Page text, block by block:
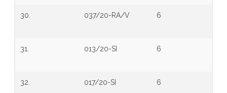
30. 037/20-RA/V 6
31. 013/20-SI 6
32. 017/20-SI 6